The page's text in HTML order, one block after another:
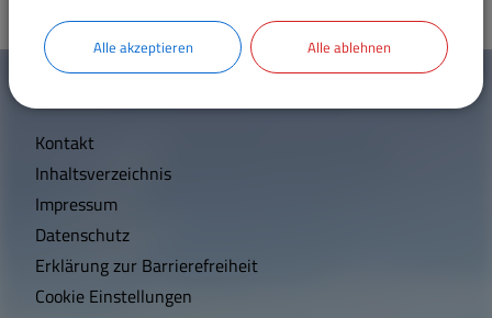
W
i
c
h
t
i
Kontakt
Inhaltsverzeichnis
Impressum
Datenschutz
Erklärung zur Barrierefreiheit
Cookie Einstellungen
Alle akzeptieren Alle ablehnen